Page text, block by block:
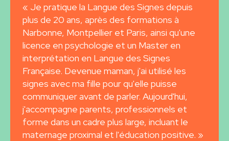
« Je pratique la Langue des Signes depuis
plus de 20 ans, après des formations à
Narbonne, Montpellier et Paris, ainsi qu'une
licence en psychologie et un Master en
interprétation en Langue des Signes
Française. Devenue maman, j'ai utilisé les
signes avec ma fille pour qu'elle puisse
communiquer avant de parler. Aujourd'hui,
j'accompagne parents, professionnels et
forme dans un cadre plus large, incluant le
maternage proximal et l'éducation positive. »